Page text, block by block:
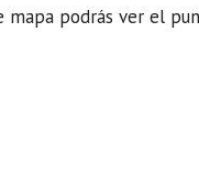
mapa podrás ver el